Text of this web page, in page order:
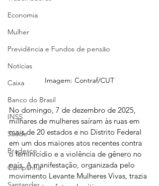
Economia
Mulher
Previdência e Fundos de pensão
Notícias
Caixa
Banco do Brasil
INSS
Saúde
Bradesco
Campanha
Imagem: Contraf/CUT
No domingo, 7 de dezembro de 2025,
milhares de mulheres saíram às ruas em
mais de 20 estados e no Distrito Federal
em um dos maiores atos recentes contra
o feminicídio e a violência de gênero no
país. A manifestação, organizada pelo
movimento Levante Mulheres Vivas, trazia